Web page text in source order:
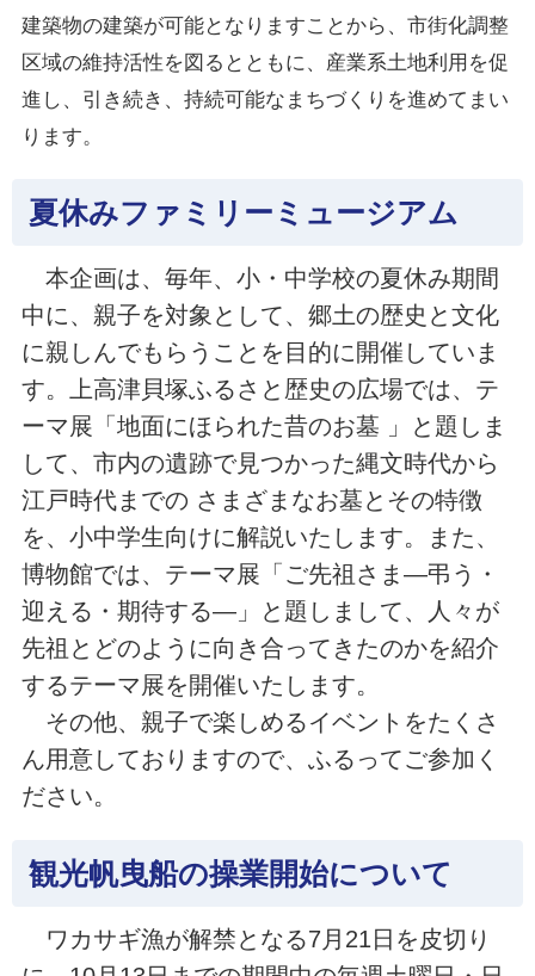
建築物の建築が可能となりますことから、市街化調整
区域の維持活性を図るとともに、産業系土地利用を促
進し、引き続き、持続可能なまちづくりを進めてまい
ります。
夏休みファミリーミュージアム
本企画は、毎年、小・中学校の夏休み期間
中に、親子を対象として、郷土の歴史と文化
に親しんでもらうことを目的に開催していま
す。上高津貝塚ふるさと歴史の広場では、テ
ーマ展「地面にほられた昔のお墓 」と題しま
して、市内の遺跡で見つかった縄文時代から
江戸時代までの さまざまなお墓とその特徴
を、小中学生向けに解説いたします。また、
博物館では、テーマ展「ご先祖さま―弔う・
迎える・期待する―」と題しまして、人々が
先祖とどのように向き合ってきたのかを紹介
するテーマ展を開催いたします。
その他、親子で楽しめるイベントをたくさ
ん用意しておりますので、ふるってご参加く
ださい。
観光帆曳船の操業開始について
ワカサギ漁が解禁となる7月21日を皮切り